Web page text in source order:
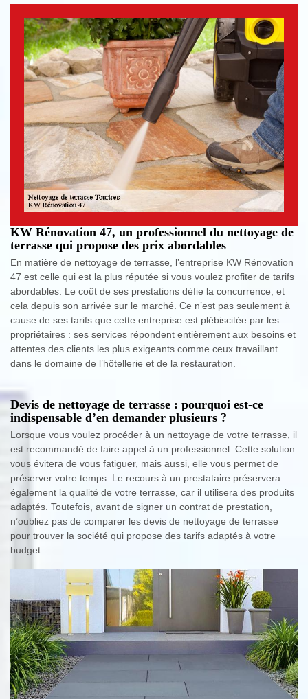
KW Rénovation 47, un professionnel du nettoyage de
terrasse qui propose des prix abordables
En matière de nettoyage de terrasse, l’entreprise KW Rénovation
47 est celle qui est la plus réputée si vous voulez profiter de tarifs
abordables. Le coût de ses prestations défie la concurrence, et
cela depuis son arrivée sur le marché. Ce n’est pas seulement à
cause de ses tarifs que cette entreprise est plébiscitée par les
propriétaires : ses services répondent entièrement aux besoins et
attentes des clients les plus exigeants comme ceux travaillant
dans le domaine de l’hôtellerie et de la restauration.
Devis de nettoyage de terrasse : pourquoi est-ce
indispensable d’en demander plusieurs ?
Lorsque vous voulez procéder à un nettoyage de votre terrasse, il
est recommandé de faire appel à un professionnel. Cette solution
vous évitera de vous fatiguer, mais aussi, elle vous permet de
préserver votre temps. Le recours à un prestataire préservera
également la qualité de votre terrasse, car il utilisera des produits
adaptés. Toutefois, avant de signer un contrat de prestation,
n’oubliez pas de comparer les devis de nettoyage de terrasse
pour trouver la société qui propose des tarifs adaptés à votre
budget.